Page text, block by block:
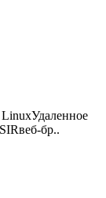
бр..